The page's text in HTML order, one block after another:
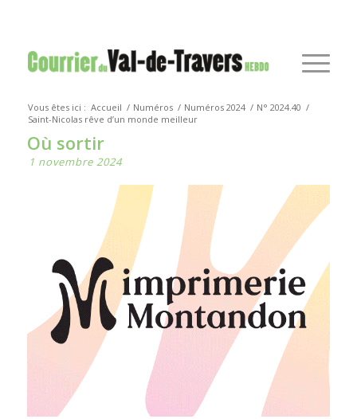
Vous êtes ici : Accueil / Numéros / Numéros 2024 / N° 2024.40 /
Saint-Nicolas rêve d’un monde meilleur
Où sortir
1 novembre 2024